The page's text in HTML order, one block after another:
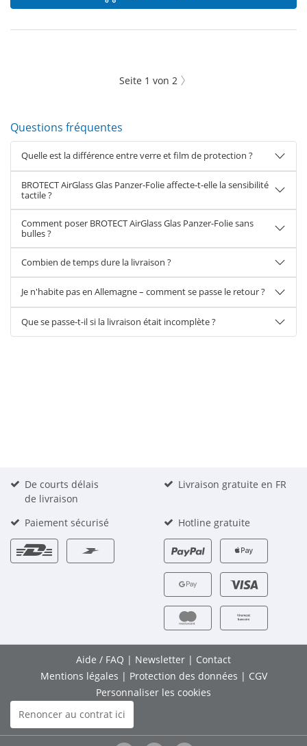
Seite 1 von 2
Questions fréquentes
Quelle est la différence entre verre et film de protection ?
BROTECT AirGlass Glas Panzer-Folie affecte-t-elle la sensibilité
tactile ?
Comment poser BROTECT AirGlass Glas Panzer-Folie sans
bulles ?
Combien de temps dure la livraison ?
Je n'habite pas en Allemagne – comment se passe le retour ?
Que se passe-t-il si la livraison était incomplète ?
De courts délais
de livraison
Livraison gratuite en FR
Paiement sécurisé Hotline gratuite
Aide / FAQ | Newsletter | Contact
Mentions légales | Protection des données | CGV
Personnaliser les cookies
Renoncer au contrat ici